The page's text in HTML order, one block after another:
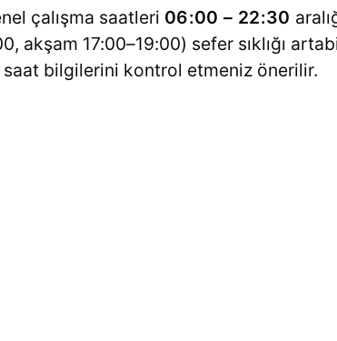
çalışma saatleri 06:00 – 22:30
akşam 17:00–19:00) sefer sıklığı
bilgilerini kontrol etmeniz önerilir.